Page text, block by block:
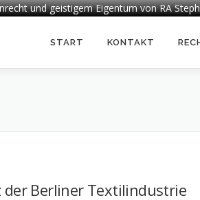
und geistigem Eigentum von RA
START KONTAKT
der Berliner Textilindustrie